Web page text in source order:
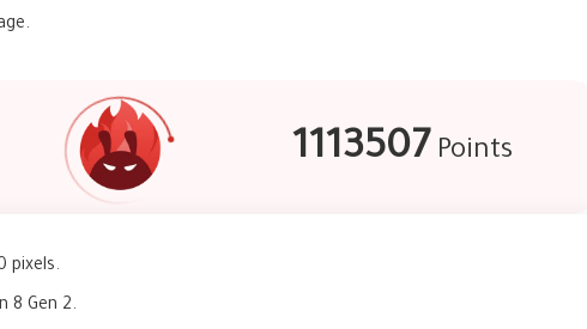
1113507 Points
pixels.
8 Gen 2.